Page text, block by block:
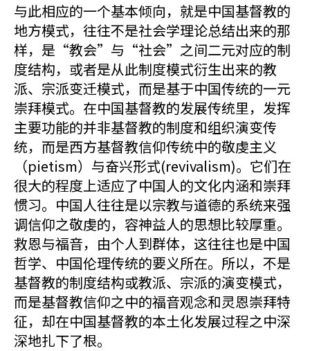
与此相应的一个基本倾向，就是中国基督教的
地方模式，往往不是社会学理论总结出来的那
样，是“教会”与“社会”之间二元对应的制
度结构，或者是从此制度模式衍生出来的教
派、宗派变迁模式，而是基于中国传统的一元
崇拜模式。在中国基督教的发展传统里，发挥
主要功能的并非基督教的制度和组织演变传
统，而是西方基督教信仰传统中的敬虔主义
（pietism）与奋兴形式(revivalism)。它们在
很大的程度上适应了中国人的文化内涵和崇拜
惯习。中国人往往是以宗教与道德的系统来强
调信仰之敬虔的，容神益人的思想比较厚重。
救恩与福音，由个人到群体，这往往也是中国
哲学、中国伦理传统的要义所在。所以，不是
基督教的制度结构或教派、宗派的演变模式，
而是基督教信仰之中的福音观念和灵恩崇拜特
征，却在中国基督教的本土化发展过程之中深
深地扎下了根。